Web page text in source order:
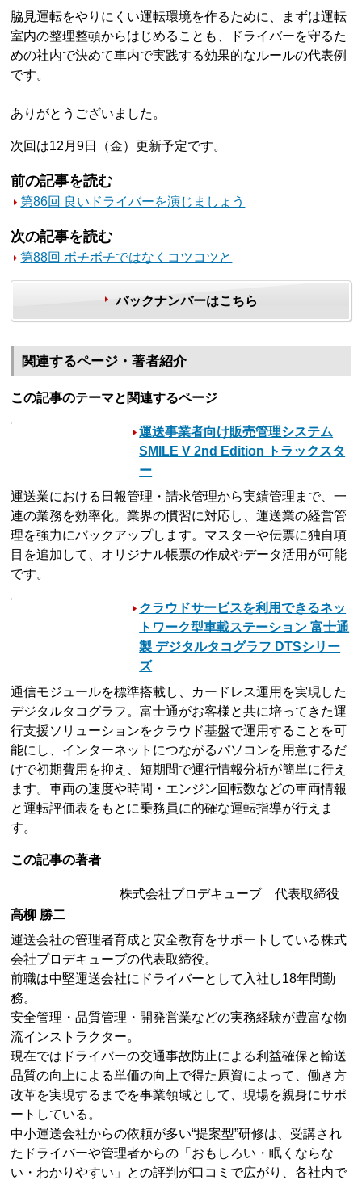
脇見運転をやりにくい運転環境を作るために、まずは運転
室内の整理整頓からはじめることも、ドライバーを守るた
めの社内で決めて車内で実践する効果的なルールの代表例
です。
ありがとうございました。
次回は12月9日（金）更新予定です。
前の記事を読む
第86回 良いドライバーを演じましょう
次の記事を読む
第88回 ボチボチではなくコツコツと
バックナンバーはこちら
関連するページ・著者紹介
この記事のテーマと関連するページ
運送事業者向け販売管理システム
SMILE V 2nd Edition トラックスタ
ー
運送業における日報管理・請求管理から実績管理まで、一
連の業務を効率化。業界の慣習に対応し、運送業の経営管
理を強力にバックアップします。マスターや伝票に独自項
目を追加して、オリジナル帳票の作成やデータ活用が可能
です。
クラウドサービスを利用できるネッ
トワーク型車載ステーション 富士通
製 デジタルタコグラフ DTSシリー
ズ
通信モジュールを標準搭載し、カードレス運用を実現した
デジタルタコグラフ。富士通がお客様と共に培ってきた運
行支援ソリューションをクラウド基盤で運用することを可
能にし、インターネットにつながるパソコンを用意するだ
けで初期費用を抑え、短期間で運行情報分析が簡単に行え
ます。車両の速度や時間・エンジン回転数などの車両情報
と運転評価表をもとに乗務員に的確な運転指導が行えま
す。
この記事の著者
株式会社プロデキューブ 代表取締役
高柳 勝二
運送会社の管理者育成と安全教育をサポートしている株式
会社プロデキューブの代表取締役。
前職は中堅運送会社にドライバーとして入社し18年間勤
務。
安全管理・品質管理・開発営業などの実務経験が豊富な物
流インストラクター。
現在ではドライバーの交通事故防止による利益確保と輸送
品質の向上による単価の向上で得た原資によって、働き方
改革を実現するまでを事業領域として、現場を親身にサポ
ートしている。
中小運送会社からの依頼が多い“提案型”研修は、受講され
たドライバーや管理者からの「おもしろい・眠くならな
い・わかりやすい」との評判が口コミで広がり、各社内で